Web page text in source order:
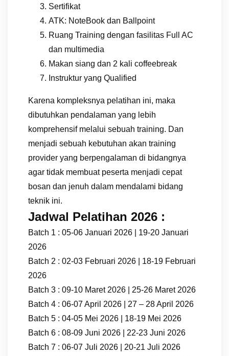
Sertifikat
ATK: NoteBook dan Ballpoint
Ruang Training dengan fasilitas Full AC
dan multimedia
Makan siang dan 2 kali coffeebreak
Instruktur yang Qualified
Karena kompleksnya pelatihan ini, maka
dibutuhkan pendalaman yang lebih
komprehensif melalui sebuah training. Dan
menjadi sebuah kebutuhan akan training
provider yang berpengalaman di bidangnya
agar tidak membuat peserta menjadi cepat
bosan dan jenuh dalam mendalami bidang
teknik ini.
Jadwal Pelatihan 2026 :
Batch 1 : 05-06 Januari 2026 | 19-20 Januari
2026
Batch 2 : 02-03 Februari 2026 | 18-19 Februari
2026
Batch 3 : 09-10 Maret 2026 | 25-26 Maret 2026
Batch 4 : 06-07 April 2026 | 27 – 28 April 2026
Batch 5 : 04-05 Mei 2026 | 18-19 Mei 2026
Batch 6 : 08-09 Juni 2026 | 22-23 Juni 2026
Batch 7 : 06-07 Juli 2026 | 20-21 Juli 2026